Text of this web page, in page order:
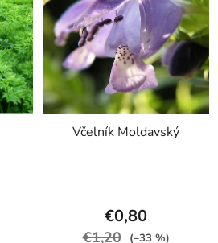
Včelník Moldavský
€0,80
€1,20 (–33 %)